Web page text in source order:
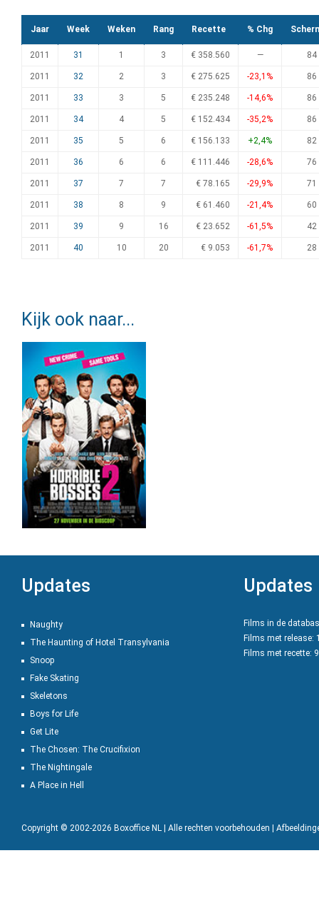
Jaar Week Weken Rang Recette % Chg
2011 31 1 3 € 358.560 — 84
2011 32 2 3 € 275.625 -23,1% 86
2011 33 3 5 € 235.248 -14,6% 86
2011 34 4 5 € 152.434 -35,2% 86
2011 35 5 6 € 156.133 +2,4% 82
2011 36 6 6 € 111.446 -28,6% 76
2011 37 7 7 € 78.165 -29,9% 71
2011 38 8 9 € 61.460 -21,4% 60
2011 39 9 16 € 23.652 -61,5% 42
2011 40 10 20 € 9.053 -61,7% 28
Kijk ook naar...
Updates
Naughty
The Haunting of Hotel Transylvania
Snoop
Fake Skating
Skeletons
Boys for Life
Get Lite
The Chosen: The Crucifixion
The Nightingale
A Place in Hell
Updates
Films in de
Films met release:
Films met recette:
Copyright © 2002-2026 Boxoffice NL | Alle rechten voorbehouden |